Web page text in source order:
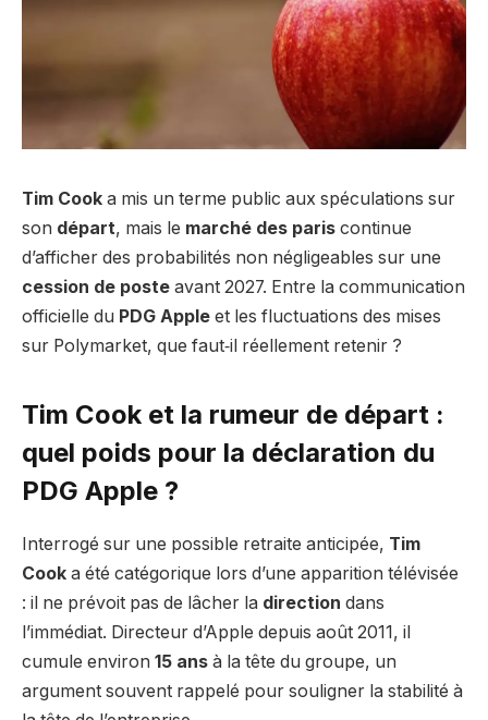
Tim Cook a mis un terme public aux spéculations sur
son départ, mais le marché des paris continue
d’afficher des probabilités non négligeables sur une
cession de poste avant 2027. Entre la communication
officielle du PDG Apple et les fluctuations des mises
sur Polymarket, que faut‑il réellement retenir ?
Tim Cook et la rumeur de départ :
quel poids pour la déclaration du
PDG Apple ?
Interrogé sur une possible retraite anticipée, Tim
Cook a été catégorique lors d’une apparition télévisée
: il ne prévoit pas de lâcher la direction dans
l’immédiat. Directeur d’Apple depuis août 2011, il
cumule environ 15 ans à la tête du groupe, un
argument souvent rappelé pour souligner la stabilité à